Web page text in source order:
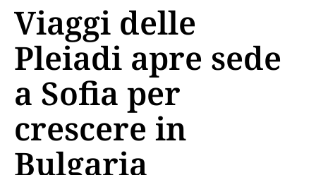
Viaggi delle
Pleiadi apre sede
a Sofia per
crescere in
Bulgaria